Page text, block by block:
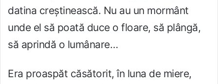
datina creștinească. Nu au un mormânt
unde el să poată duce o floare, să plângă,
să aprindă o lumânare…
Era proaspăt căsătorit, în luna de miere,